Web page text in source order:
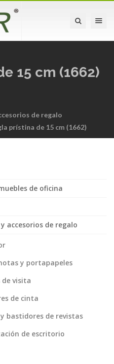
Toggle
15 cm (1662)
de regalo
prístina de 15 cm (1662)
de oficina
accesorios de regalo
y portapapeles
visita
de cinta
bastidores de revistas
de escritorio